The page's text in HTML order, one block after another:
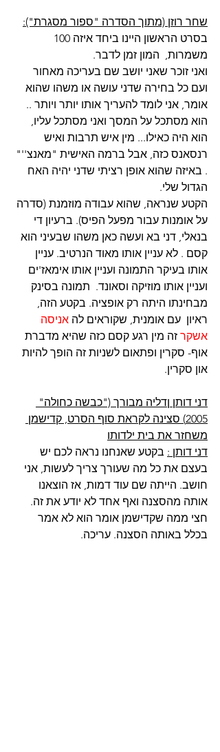
שחר רוזן (מתוך הסדרה "ספור מסגרת"):
משמרות,  המון זמן לדבר.
ואני זוכר שאני יושב שם בעריכה מאחור
ועם כל בחירה שדני עושה או משהו שהוא
אומר, אני לומד להעריך אותו יותר ויותר ..
הוא מסתכל על המסך ואני מסתכל עליו,
הוא היה כאילו... מין איש תרבות ואיש
רנסאנס כזה, אבל ברמה האישית "מאנצ''"
. באיזה שהוא אופן רציתי שדני יהיה האח
הגדול שלי.
הקטע שנראה, שהוא עבודה מוזמנת (סדרה
על אומנות עבור מפעל הפיס). ברעיון די
בנאלי, דני בא ועשה כאן משהו שבעיני הוא
קסם . לא עניין אותו מאוד הנרטיב. עניין
אותו בעיקר התמונה ועניין אותו אימאז'ים
ועניין אותו מוזיקה וסאונד.  תמונה בסינק
מבחינתו היתה רק אופציה. בקטע הזה,
ראיון  עם אומנית, שקוראים לה אניסה
אשקר זה מין רגע קסם כזה שהיא מדברת
אוף- סקרין ופתאום לשניות זה הופך להיות
און סקרין.
דני דותן ןדליה מבורך ("כבשה כחולה"
2005) סצינה לקראת סוף הסרט, קדישמן
משחזר את בית ילדותו
דני דותן : בקטע שאנחנו נראה לכם יש
בעצם את כל מה שעורך צריך לעשות, אני
חושב. הייתה שם עוד דמות, אז הוצאנו
אותה מהסצנה ואף אחד לא יודע את זה.
חצי ממה שקדישמן אומר הוא לא אמר
בכלל באותה הסצנה. עריכה.